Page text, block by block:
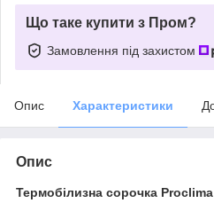
Що таке купити з Пром?
Замовлення під захистом
Опис Характеристики
Опис
Термобілизна сорочка